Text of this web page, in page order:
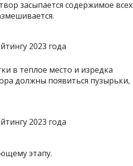
засыпается содержимое всех
в теплое место и изредка
должны появиться пузырьки,
этапу.